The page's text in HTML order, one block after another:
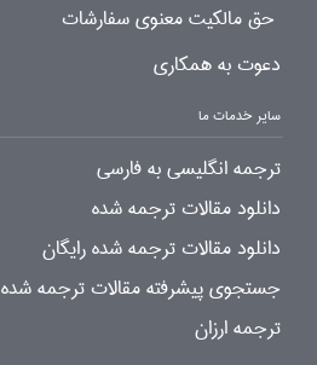
حق مالکیت معنوی سفارشات
دعوت به همکاری
سایر خدمات ما
ترجمه انگلیسی به فارسی
دانلود مقالات ترجمه شده
دانلود مقالات ترجمه شده رایگان
جستجوی پیشرفته مقالات ترجمه شده
ترجمه ارزان